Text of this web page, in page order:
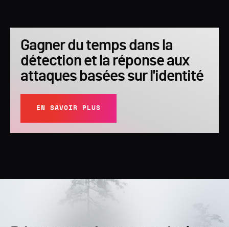
Gagner du temps dans la
détection et la réponse aux
attaques basées sur l'identité
EN SAVOIR PLUS